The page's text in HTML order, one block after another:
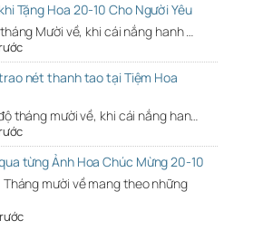
Tặng Hoa 20-10 Cho Người Yêu
Mười về, khi cái nắng hanh …
nét thanh tao tại Tiệm Hoa
tháng mười về, khi cái nắng han…
từng Ảnh Hoa Chúc Mừng 20-10
mười về mang theo những